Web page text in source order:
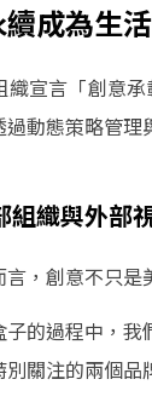
成為生
織宣言「創意
動態策略管理
組織與外部
，創意不只是
的過程中，
別關注的兩個